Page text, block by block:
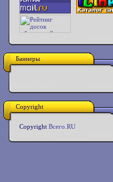
Баннеры
Copyright
Copyright Всего.RU